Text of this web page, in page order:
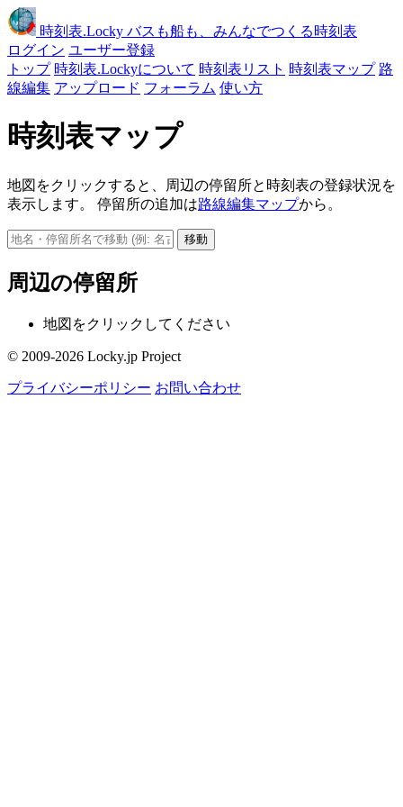
時刻表.Locky バスも船も、みんなでつくる時刻表
ログイン ユーザー登録
トップ 時刻表.Lockyについて 時刻表リスト 時刻表マップ 路
線編集 アップロード フォーラム 使い方
時刻表マップ
地図をクリックすると、周辺の停留所と時刻表の登録状況を
表示します。 停留所の追加は路線編集マップから。
移動
周辺の停留所
地図をクリックしてください
© 2009-2026 Locky.jp Project
プライバシーポリシー お問い合わせ